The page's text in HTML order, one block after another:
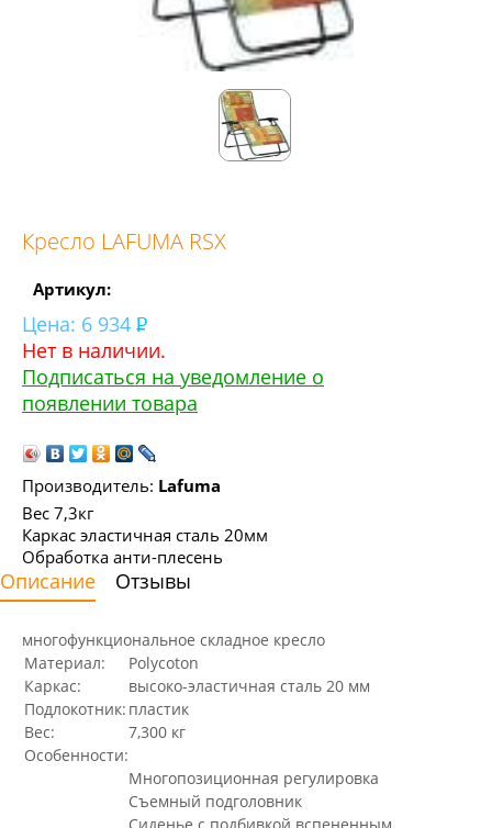
Кресло LAFUMA RSX
Артикул:
Цена: 6 934
Нет в наличии.
Подписаться на уведомление о
появлении товара
Производитель: Lafuma
Вес 7,3кг
Каркас эластичная сталь 20мм
Обработка анти-плесень
Описание Отзывы
многофункциональное складное кресло
Материал:
Polycoton
Каркас:
высоко-эластичная сталь 20 мм
Подлокотник: пластик
Вес:
7,300 кг
Особенности:
Многопозиционная регулировка
Съемный подголовник